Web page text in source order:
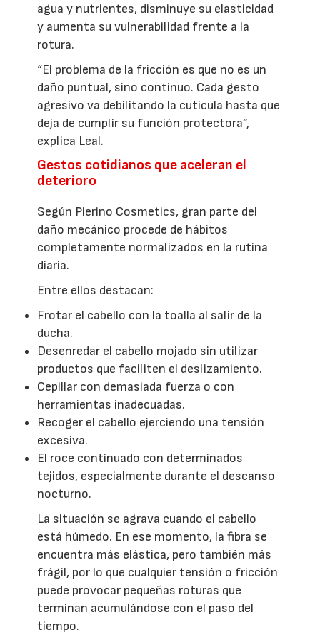
agua y nutrientes, disminuye su elasticidad
y aumenta su vulnerabilidad frente a la
rotura.
“El problema de la fricción es que no es un
daño puntual, sino continuo. Cada gesto
agresivo va debilitando la cutícula hasta que
deja de cumplir su función protectora”,
explica Leal.
Gestos cotidianos que aceleran el
deterioro
Según Pierino Cosmetics, gran parte del
daño mecánico procede de hábitos
completamente normalizados en la rutina
diaria.
Entre ellos destacan:
Frotar el cabello con la toalla al salir de la
ducha.
Desenredar el cabello mojado sin utilizar
productos que faciliten el deslizamiento.
Cepillar con demasiada fuerza o con
herramientas inadecuadas.
Recoger el cabello ejerciendo una tensión
excesiva.
El roce continuado con determinados
tejidos, especialmente durante el descanso
nocturno.
La situación se agrava cuando el cabello
está húmedo. En ese momento, la fibra se
encuentra más elástica, pero también más
frágil, por lo que cualquier tensión o fricción
puede provocar pequeñas roturas que
terminan acumulándose con el paso del
tiempo.